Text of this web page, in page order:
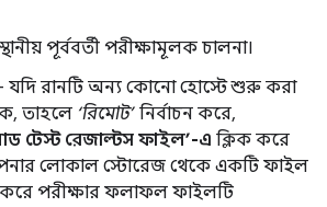
পূর্ববর্তী পরীক্ষামূলক চালনা।
যদি রানটি অন্য কোনো হোস্টে শুরু করা
তাহলে ‘রিমোট’ নির্বাচন করে,
টেস্ট রেজাল্টস ফাইল’-এ ক্লিক করে
লোকাল স্টোরেজ থেকে একটি ফাইল
করে পরীক্ষার ফলাফল ফাইলটি